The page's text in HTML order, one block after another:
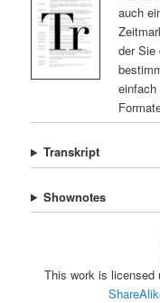
auch
der Sie
einfach
Transkript
Shownotes
This work is licensed